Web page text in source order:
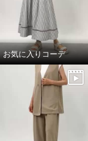
お気に入りコーデ